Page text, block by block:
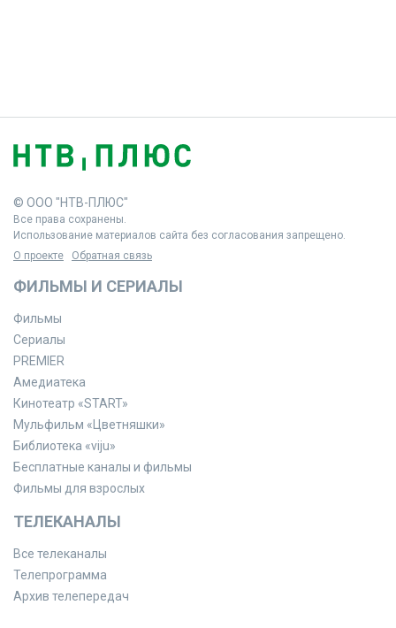
© ООО "НТВ-ПЛЮС"
Все права сохранены.
Использование материалов сайта без согласования запрещено.
О проекте
Обратная связь
ФИЛЬМЫ И СЕРИАЛЫ
Фильмы
Сериалы
PREMIER
Амедиатека
Кинотеатр «START»
Мульфильм «Цветняшки»
Библиотека «viju»
Бесплатные каналы и фильмы
Фильмы для взрослых
ТЕЛЕКАНАЛЫ
Все телеканалы
Телепрограмма
Архив телепередач